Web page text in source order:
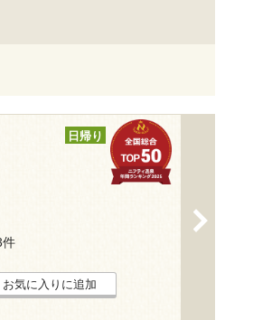
日帰り
お気に入りに追加